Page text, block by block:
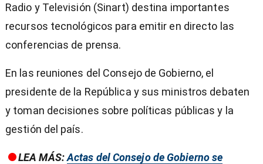
Radio y Televisión (Sinart) destina importantes
recursos tecnológicos para emitir en directo las
conferencias de prensa.
En las reuniones del Consejo de Gobierno, el
presidente de la República y sus ministros debaten
y toman decisiones sobre políticas públicas y la
gestión del país.
LEA MÁS:Actas del Consejo de Gobierno se